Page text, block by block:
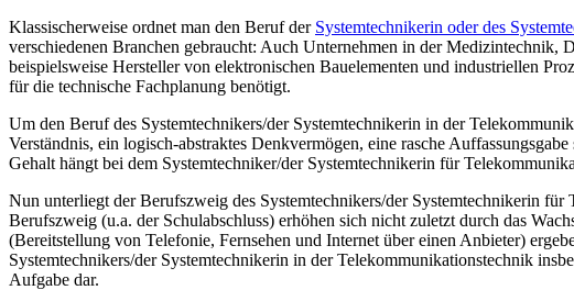
Klassischerweise ordnet man den Beruf der Systemtechnikerin oder des
verschiedenen Branchen gebraucht: Auch Unternehmen in der Medizintechnik,
beispielsweise Hersteller von elektronischen Bauelementen und industriellen
für die technische Fachplanung benötigt.
Um den Beruf des Systemtechnikers/der Systemtechnikerin in der
Verständnis, ein logisch-abstraktes Denkvermögen, eine rasche
Gehalt hängt bei dem Systemtechniker/der Systemtechnikerin für
Nun unterliegt der Berufszweig des Systemtechnikers/der Systemtechnikerin
Berufszweig (u.a. der Schulabschluss) erhöhen sich nicht zuletzt durch das
(Bereitstellung von Telefonie, Fernsehen und Internet über einen Anbieter)
Systemtechnikers/der Systemtechnikerin in der Telekommunikationstechnik
Aufgabe dar.